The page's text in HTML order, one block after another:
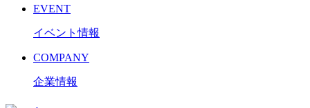
EVENT
イベント情報
COMPANY
企業情報